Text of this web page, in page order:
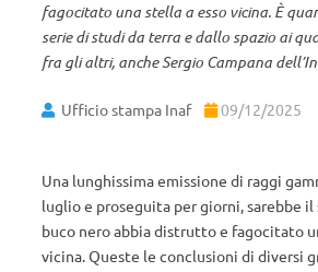
fagocitato una stella a esso vicina. È
serie di studi da terra e dallo spazio ai
fra gli altri, anche Sergio Campana
Ufficio stampa Inaf 09/12/2025
Una lunghissima emissione di raggi
luglio e proseguita per giorni, sarebbe il
buco nero abbia distrutto e fagocitato
vicina. Queste le conclusioni di diversi